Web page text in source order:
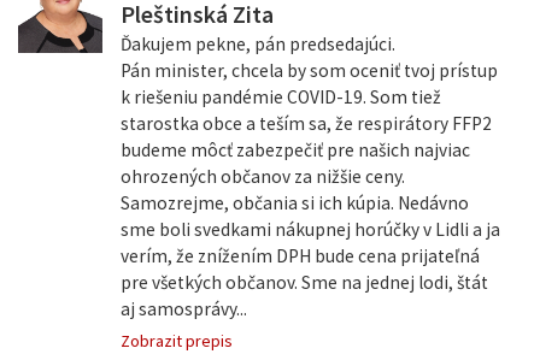
Pleštinská Zita
Ďakujem pekne, pán predsedajúci.
Pán minister, chcela by som oceniť tvoj prístup
k riešeniu pandémie COVID-19. Som tiež
starostka obce a teším sa, že respirátory FFP2
budeme môcť zabezpečiť pre našich najviac
ohrozených občanov za nižšie ceny.
Samozrejme, občania si ich kúpia. Nedávno
sme boli svedkami nákupnej horúčky v Lidli a ja
verím, že znížením DPH bude cena prijateľná
pre všetkých občanov. Sme na jednej lodi, štát
aj samosprávy...
Zobrazit prepis